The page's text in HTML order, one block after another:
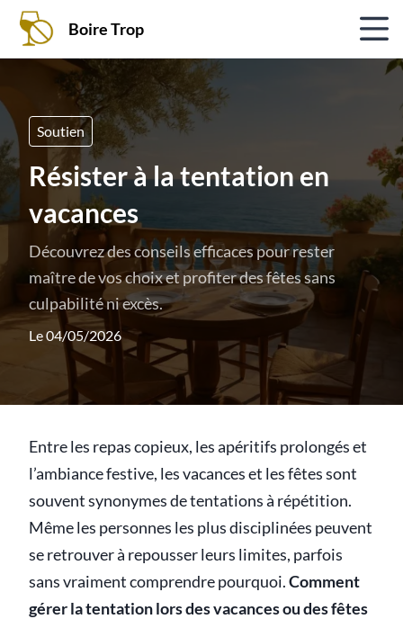
Boire Trop
Soutien
Résister à la tentation en
vacances
Découvrez des conseils efficaces pour rester
maître de vos choix et profiter des fêtes sans
culpabilité ni excès.
Le 04/05/2026
Entre les repas copieux, les apéritifs prolongés et
l’ambiance festive, les vacances et les fêtes sont
souvent synonymes de tentations à répétition.
Même les personnes les plus disciplinées peuvent
se retrouver à repousser leurs limites, parfois
sans vraiment comprendre pourquoi.Comment
gérer la tentation lors des vacances ou des fêtes